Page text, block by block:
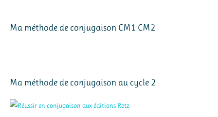
Ma méthode de conjugaison CM1 CM2
Ma méthode de conjugaison au cycle 2